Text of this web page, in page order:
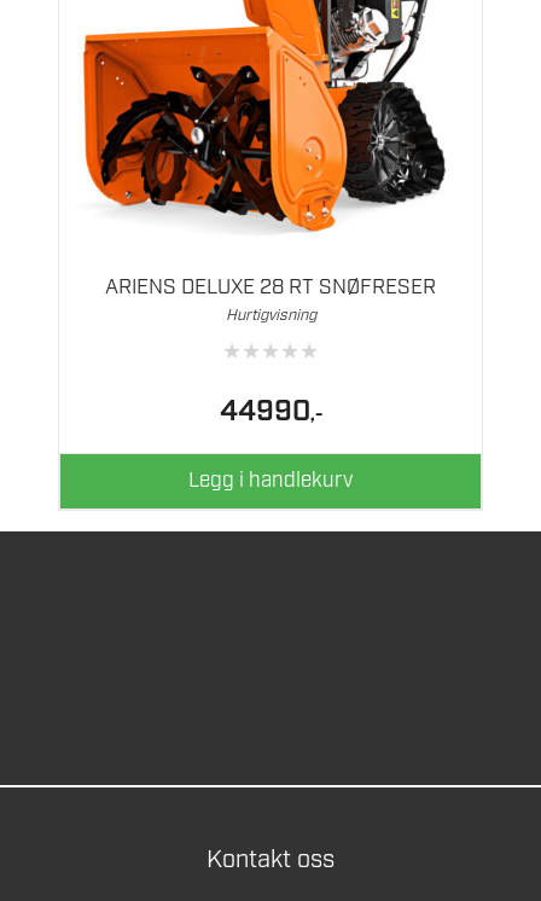
ARIENS DELUXE 28 RT SNØFRESER
Hurtigvisning
★★★★★
44990,-
Legg i handlekurv
Kontakt oss